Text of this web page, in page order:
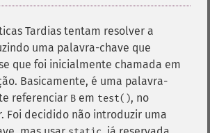
Tardias tentam resolver a
uma palavra-chave que
que foi inicialmente chamada em
Basicamente, é uma palavra-
referenciar B em test(), no
Foi decidido não introduzir uma